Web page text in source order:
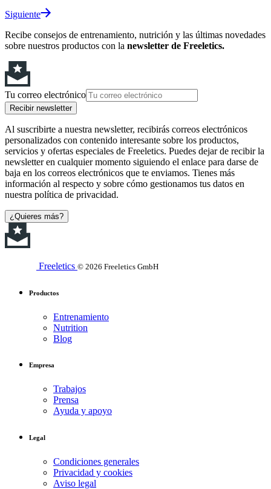
Siguiente
Recibe consejos de entrenamiento, nutrición y las últimas novedades
sobre nuestros productos con la newsletter de Freeletics.
Tu correo electrónico
Recibir newsletter
Al suscribirte a nuestra newsletter, recibirás correos electrónicos
personalizados con contenido interesante sobre los productos,
servicios y ofertas especiales de Freeletics. Puedes dejar de recibir la
newsletter en cualquier momento siguiendo el enlace para darse de
baja en los correos electrónicos que te enviamos. Tienes más
información al respecto y sobre cómo gestionamos tus datos en
nuestra política de privacidad.
¿Quieres más?
Freeletics © 2026 Freeletics GmbH
Productos
Entrenamiento
Nutrition
Blog
Empresa
Trabajos
Prensa
Ayuda y apoyo
Legal
Condiciones generales
Privacidad y cookies
Aviso legal